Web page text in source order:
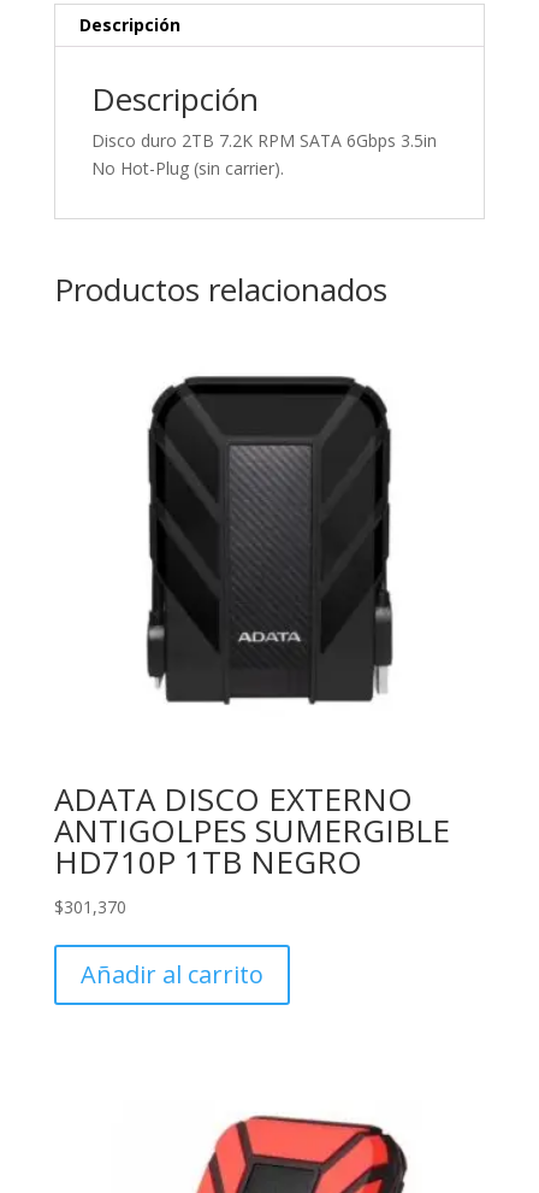
Descripción
Descripción
Disco duro 2TB 7.2K RPM SATA 6Gbps 3.5in
No Hot-Plug (sin carrier).
Productos relacionados
ADATA DISCO EXTERNO
ANTIGOLPES SUMERGIBLE
HD710P 1TB NEGRO
$301,370
Añadir al carrito